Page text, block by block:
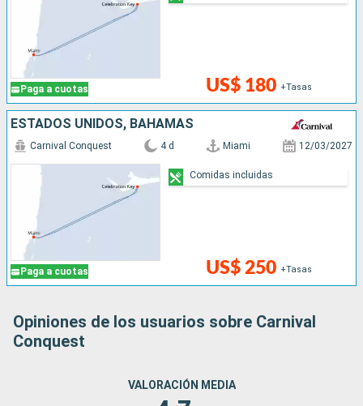
Paga a cuotas US$ 180 +Tasas
ESTADOS UNIDOS, BAHAMAS
Paga a cuotas
Carnival Conquest 4 d Miami 12/03/2027
US$ 250 +Tasas
Comidas incluidas
Opiniones de los usuarios sobre Carnival
Conquest
VALORACIÓN MEDIA